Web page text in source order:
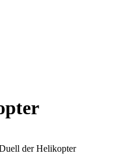
der Helikopter